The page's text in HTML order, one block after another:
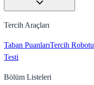
Tercih Araçları
Taban PuanlarıTercih Robotu
Testi
Bölüm Listeleri